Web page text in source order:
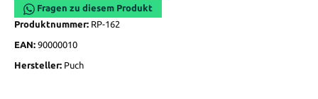
Fragen zu diesem Produkt
Produktnummer: RP-162
EAN: 90000010
Hersteller: Puch